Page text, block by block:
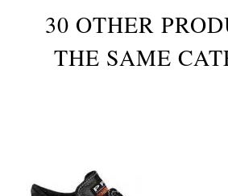
30 OTHER
THE SAME